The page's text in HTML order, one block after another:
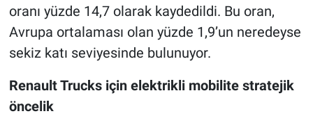
oranı yüzde 14,7 olarak kaydedildi. Bu oran,
Avrupa ortalaması olan yüzde 1,9’un neredeyse
sekiz katı seviyesinde bulunuyor.
Renault Trucks için elektrikli mobilite stratejik
öncelik